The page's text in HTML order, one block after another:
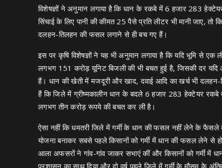
विशेषज्ञों ने अनुमान लगाया है कि धान के रकबे में 6 हजार 283
सिंचाई के लिए पानी की कीमत 25 पैसे प्रति लीटर भी मानी
दलहन-तिलहन की फसल लगाने से ही बच गए हैं।
इस पर कृषि विशेषज्ञों ने यह भी अनुमान लगाया है कि यदि भूमि से
लगभग 151 करोड़ यूनिट बिजली की भी बचत हुई है, जिसकी दर
हैं। धान की खेती में मजदूरी और खाद, दवाई आदि का खर्च भी
हैं कि जिले में ग्रीष्मकालीन धान के बदले 6 हजार 283 हेक्टेयर
लगभग तीन करोड़ रूपये की बचत कर ली है।
ऐसा नहीं कि धमतरी जिले में गर्मी के धान की फसल नहीं लेने के फैसले
योजना बनाकर सबसे पहले किसानों को गर्मी में धान की फसल लेने से
आला अफसरों ने गांव-गांव जाकर सभाएं कीं और किसानों को गर्मी में
प्रशासन का साथ दिया और दो वर्ष पहले जिले में गर्मी के मौसम के